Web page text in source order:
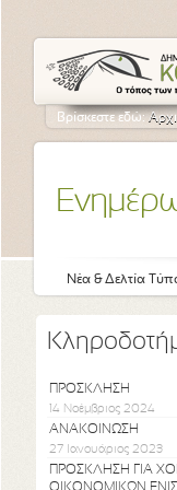
Βρίσκεστε εδώ:
Νέα & Δελτία
ΠΡΟΣΚΛΗΣΗ
14 Νοέμβριος 2024
ΑΝΑΚΟΙΝΩΣΗ
27 Ιανουάριος 2023
ΠΡΟΣΚΛΗΣΗ ΓΙΑ